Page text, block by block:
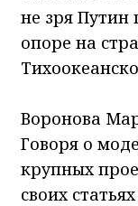
не зря Путин
опоре на
Воронова
Говоря о
крупных
своих